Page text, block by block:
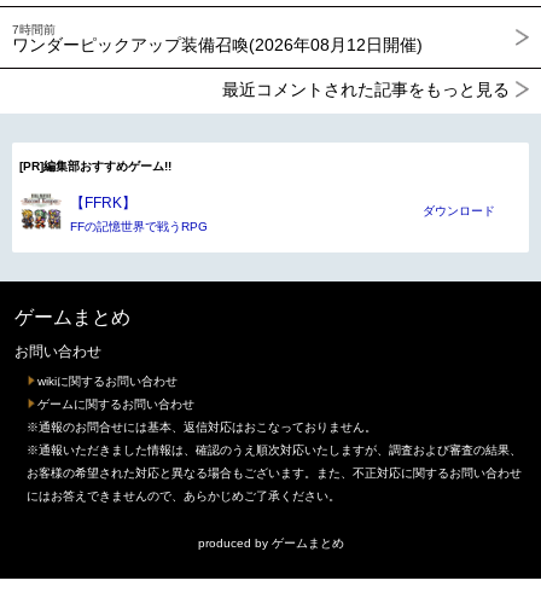
7時間前
ワンダーピックアップ装備召喚(2026年08月12日開催)
最近コメントされた記事をもっと見る
[PR]編集部おすすめゲーム!!
【FFRK】
FFの記憶世界で戦うRPG
ダウンロード
ゲームまとめ
お問い合わせ
wikiに関するお問い合わせ
ゲームに関するお問い合わせ
※通報のお問合せには基本、返信対応はおこなっておりません。
※通報いただきました情報は、確認のうえ順次対応いたしますが、調査および審査の結果、
お客様の希望された対応と異なる場合もございます。また、不正対応に関するお問い合わせ
にはお答えできませんので、あらかじめご了承ください。
produced by ゲームまとめ